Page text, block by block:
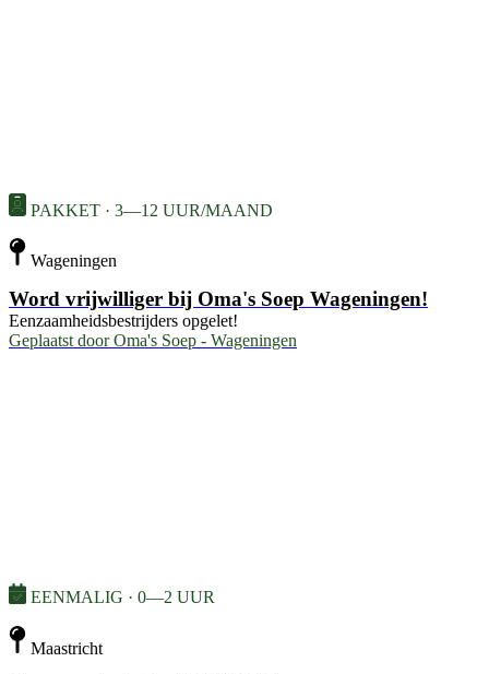
PAKKET · 3—12 UUR/MAAND
Wageningen
Word vrijwilliger bij Oma's Soep Wageningen!
Eenzaamheidsbestrijders opgelet!
Geplaatst door Oma's Soep - Wageningen
EENMALIG · 0—2 UUR
Maastricht